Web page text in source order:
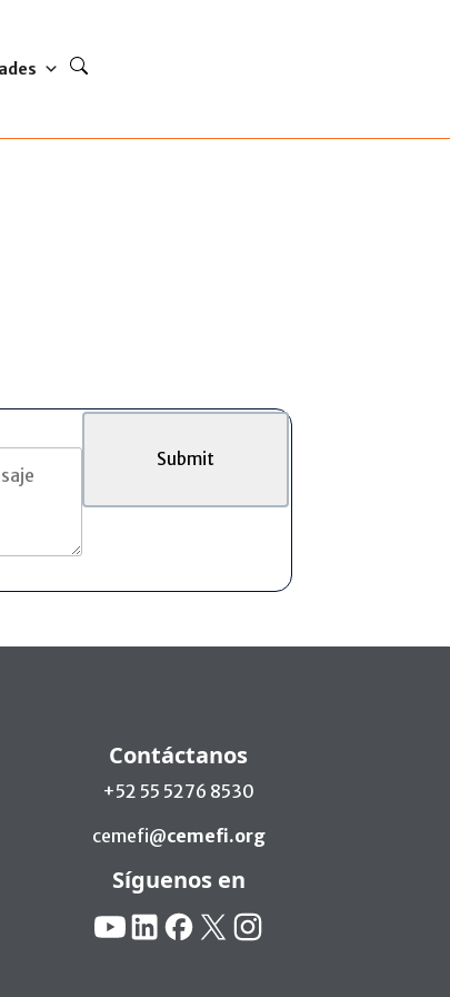
Submit
Contáctanos
+52 55 5276 8530
cemefi@cemefi.org
Síguenos en
Redes Sociales:
YouTubeLinkedinFacebook
X Instagram